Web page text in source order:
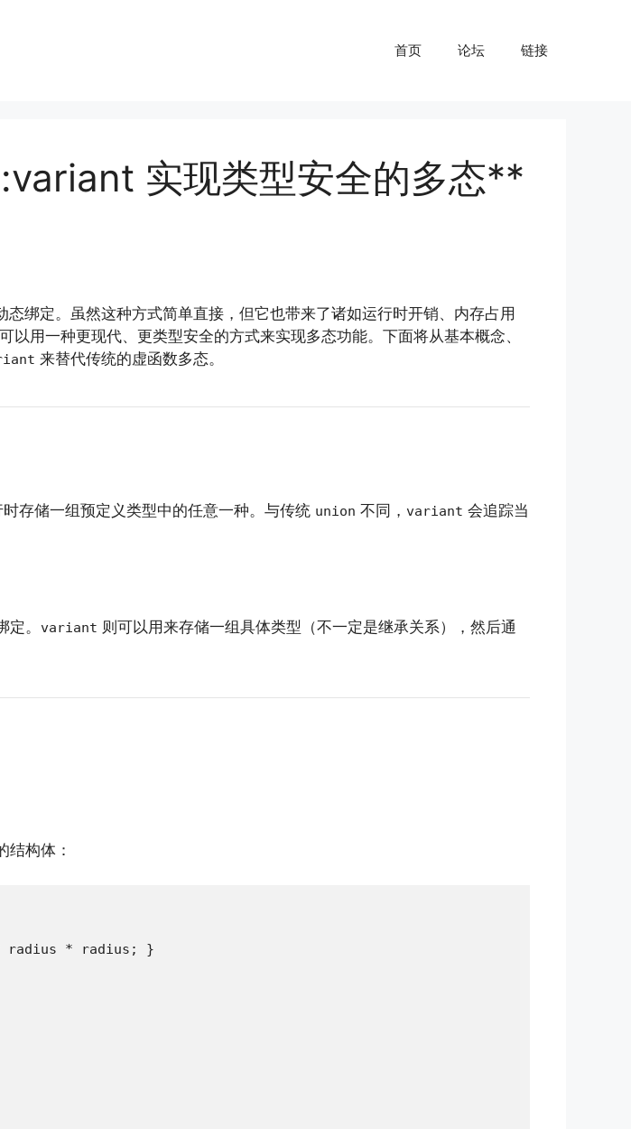
首页 论坛 链接
实现类型安全的多态**
绑定。虽然这种方式简单直接，但它也带来了诸如运行时开销、内存占用
可以用一种更现代、更类型安全的方式来实现多态功能。下面将从基本概念、
来替代传统的虚函数多态。
存储一组预定义类型中的任意一种。与传统 union 不同， variant 会追踪当
。 variant 则可以用来存储一组具体类型（不一定是继承关系），然后通
结构体：
radius * radius; }